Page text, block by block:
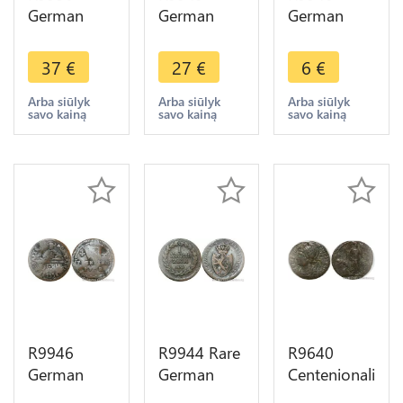
German
1/2 Stuber
Maximilian
IV Joseph
1804 R ->
37 €
Arba siūlyk
savo kainą
German
Kreutzer
Francois I
1812 S
Schmöllnitz
Offer
27 €
Arba siūlyk
savo kainą
German
Jülich Berg
1/2 Stuber
Karl
Theodor
-> Make
6 €
Arba siūlyk
savo kainą
R9946
German
R9944 Rare
German
R9640
Centenionalis